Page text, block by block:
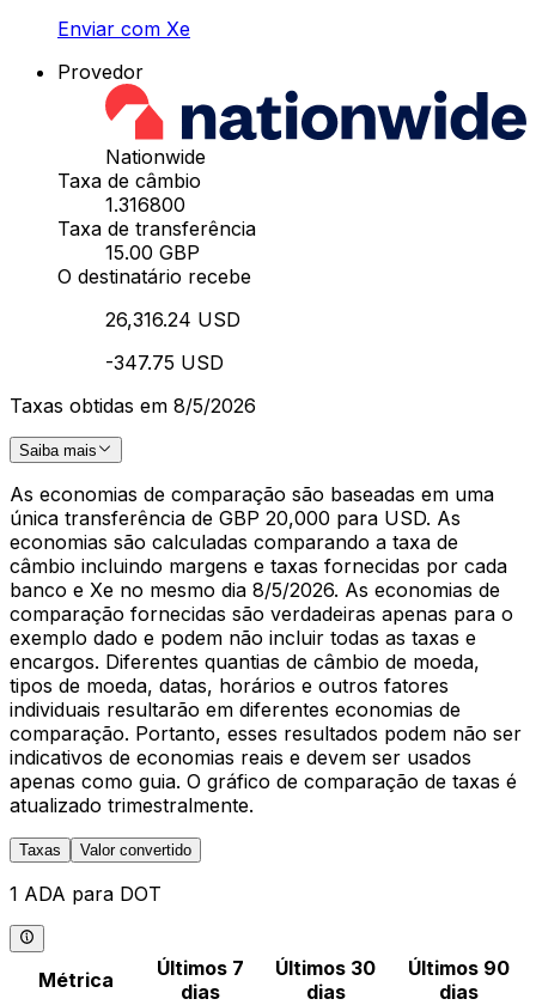
Enviar com Xe
Provedor
Nationwide
Taxa de câmbio
1.316800
Taxa de transferência
15.00 GBP
O destinatário recebe
26,316.24 USD
-347.75 USD
Taxas obtidas em 8/5/2026
Saiba mais
As economias de comparação são baseadas em uma
única transferência de GBP 20,000 para USD. As
economias são calculadas comparando a taxa de
câmbio incluindo margens e taxas fornecidas por cada
banco e Xe no mesmo dia 8/5/2026. As economias de
comparação fornecidas são verdadeiras apenas para o
exemplo dado e podem não incluir todas as taxas e
encargos. Diferentes quantias de câmbio de moeda,
tipos de moeda, datas, horários e outros fatores
individuais resultarão em diferentes economias de
comparação. Portanto, esses resultados podem não ser
indicativos de economias reais e devem ser usados
apenas como guia. O gráfico de comparação de taxas é
atualizado trimestralmente.
Taxas Valor convertido
1 ADA para DOT
Métrica
Últimos 7
dias
Últimos 30
dias
Últimos 90
dias